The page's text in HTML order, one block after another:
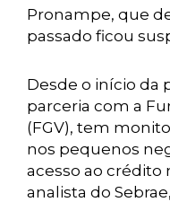
Pronampe, que
passado ficou
Desde o início da
parceria com a
(FGV), tem
nos pequenos
acesso ao crédito
analista do